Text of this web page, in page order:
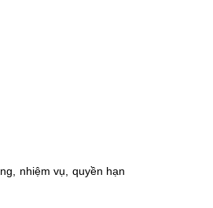
nhiệm vụ, quyền hạn